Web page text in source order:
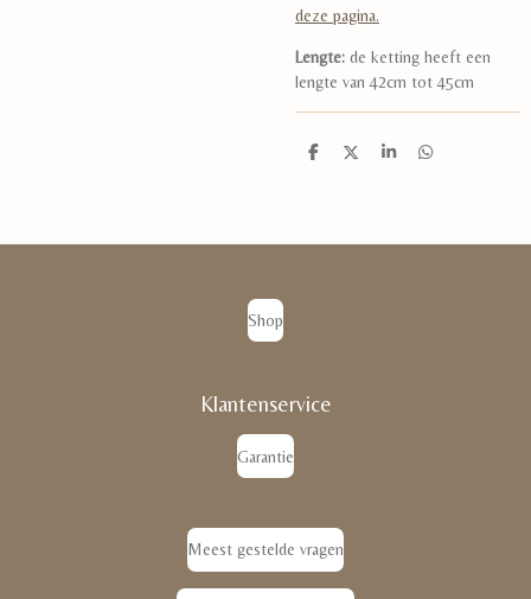
deze pagina.
Lengte: de ketting heeft een
lengte van 42cm tot 45cm
D
D
S
D
Shop
Klantenservice
Garantie
Meest gestelde vragen